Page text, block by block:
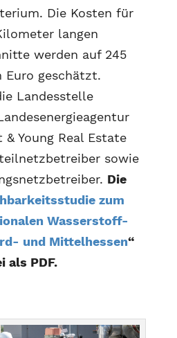
Die Kosten für
langen
werden auf 245
Euro geschätzt.
Landesstelle
& Young Real Estate
sowie
Die
zum
Wasserstoff-
und Mittelhessen“
als PDF.